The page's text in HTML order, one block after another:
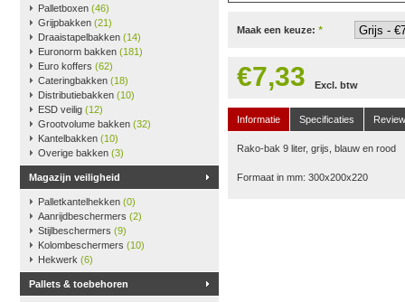
Palletboxen (46)
Grijpbakken (21)
Draaistapelbakken (14)
Euronorm bakken (181)
Euro koffers (62)
Cateringbakken (18)
Distributiebakken (10)
ESD veilig (12)
Grootvolume bakken (32)
Kantelbakken (10)
Overige bakken (3)
Magazijn veiligheid
Palletkantelhekken (0)
Aanrijdbeschermers (2)
Stijlbeschermers (9)
Kolombeschermers (10)
Hekwerk (6)
Pallets & toebehoren
Maak een keuze: *
€7,33 Excl. btw
Informatie Specificaties
Rako-bak 9 liter, grijs, blauw en rood
Formaat in mm: 300x200x220